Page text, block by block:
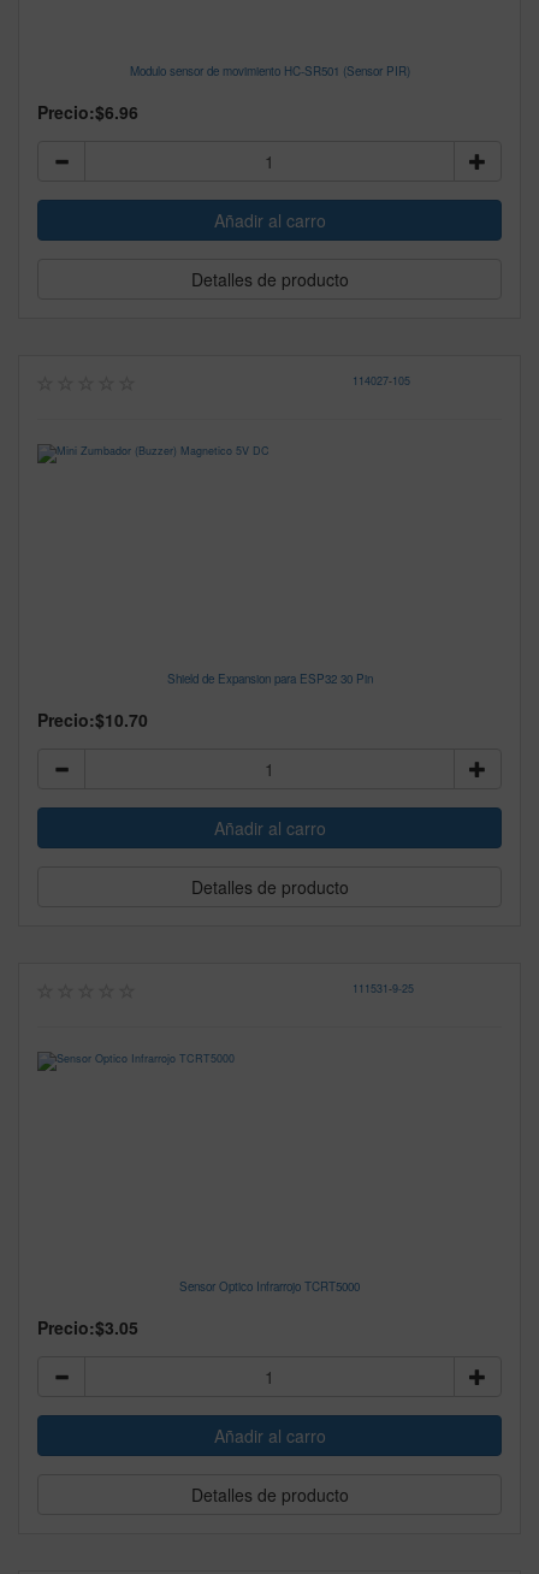
Modulo sensor de movimiento HC-SR501 (Sensor PIR)
Precio:$6.96
Detalles de producto
114027-105
Shield de Expansion para ESP32 30 Pin
Precio:$10.70
Detalles de producto
111531-9-25
Sensor Optico Infrarrojo TCRT5000
Precio:$3.05
Detalles de producto